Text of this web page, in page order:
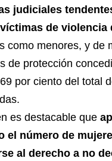
judiciales
de violencia
como menores, y de
de protección
por ciento del total
es destacable que
el número de
al derecho a no